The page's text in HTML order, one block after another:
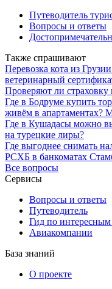
Путеводитель
Вопросы и ответы
Также спрашивают
Перевозка кота из
ветеринарный
Проверяют ли страховку
Где в Бодруме купить
живём в апартаментах?
Где в Кушaдасы можно
на турецкие лиры?
Где выгоднее снимать
РСХБ в банкоматах
Все вопросы
Сервисы
Вопросы и ответы
Путеводитель
Гид по
Авиакомпании
База знаний
О проекте